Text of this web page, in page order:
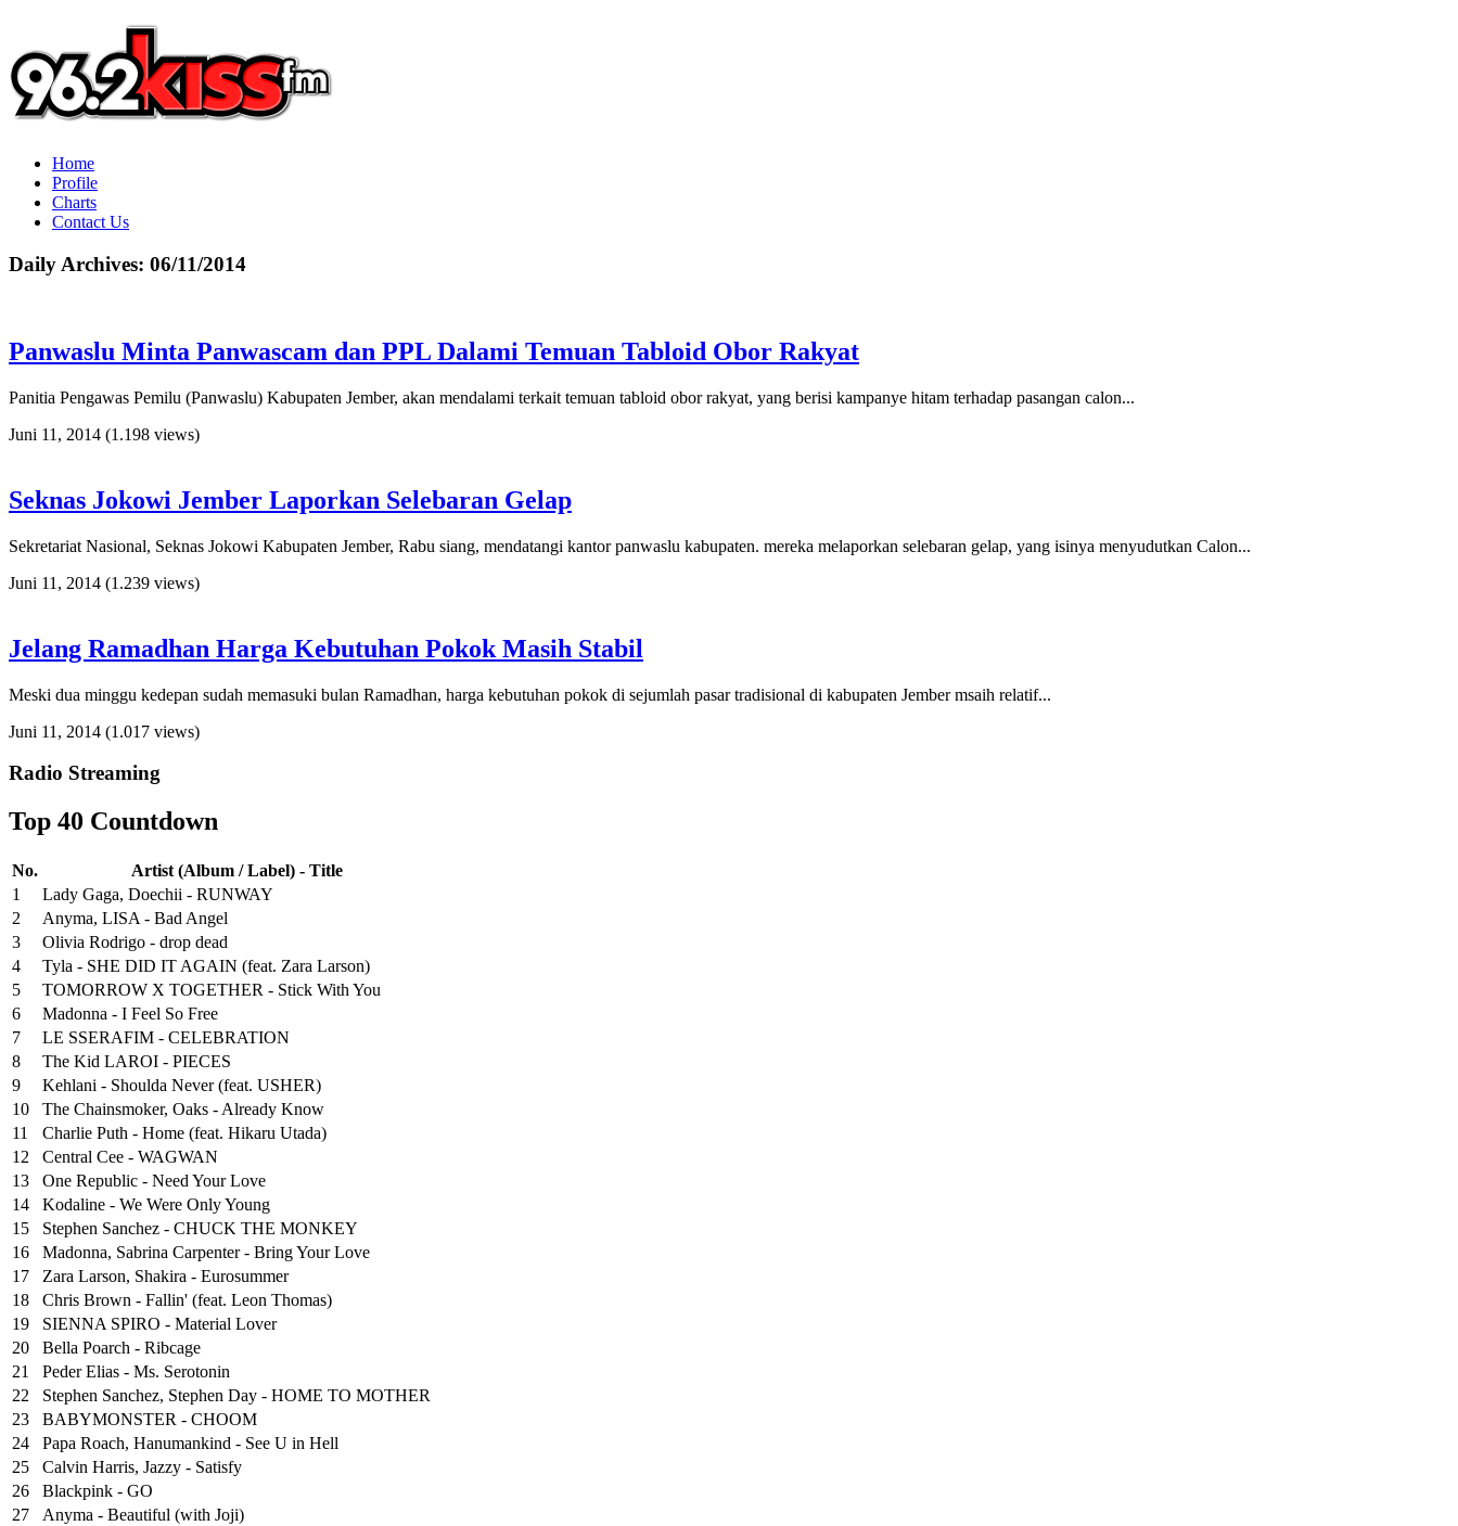
Home
Profile
Charts
Contact Us
Daily Archives: 06/11/2014
Panwaslu Minta Panwascam dan PPL Dalami Temuan Tabloid Obor Rakyat
Panitia Pengawas Pemilu (Panwaslu) Kabupaten Jember, akan mendalami terkait temuan tabloid obor rakyat, yang berisi kampanye hitam terhadap pasangan calon...
Juni 11, 2014 (1.198 views)
Seknas Jokowi Jember Laporkan Selebaran Gelap
Sekretariat Nasional, Seknas Jokowi Kabupaten Jember, Rabu siang, mendatangi kantor panwaslu kabupaten. mereka melaporkan selebaran gelap, yang isinya menyudutkan Calon...
Juni 11, 2014 (1.239 views)
Jelang Ramadhan Harga Kebutuhan Pokok Masih Stabil
Meski dua minggu kedepan sudah memasuki bulan Ramadhan, harga kebutuhan pokok di sejumlah pasar tradisional di kabupaten Jember msaih relatif...
Juni 11, 2014 (1.017 views)
Radio Streaming
Top 40 Countdown
No.
Artist (Album / Label) - Title
1
Lady Gaga, Doechii - RUNWAY
2
Anyma, LISA - Bad Angel
3
Olivia Rodrigo - drop dead
4
Tyla - SHE DID IT AGAIN (feat. Zara Larson)
5
TOMORROW X TOGETHER - Stick With You
6
Madonna - I Feel So Free
7
LE SSERAFIM - CELEBRATION
8
The Kid LAROI - PIECES
9
Kehlani - Shoulda Never (feat. USHER)
10
The Chainsmoker, Oaks - Already Know
11
Charlie Puth - Home (feat. Hikaru Utada)
12
Central Cee - WAGWAN
13
One Republic - Need Your Love
14
Kodaline - We Were Only Young
15
Stephen Sanchez - CHUCK THE MONKEY
16
Madonna, Sabrina Carpenter - Bring Your Love
17
Zara Larson, Shakira - Eurosummer
18
Chris Brown - Fallin' (feat. Leon Thomas)
19
SIENNA SPIRO - Material Lover
20
Bella Poarch - Ribcage
21
Peder Elias - Ms. Serotonin
22
Stephen Sanchez, Stephen Day - HOME TO MOTHER
23
BABYMONSTER - CHOOM
24
Papa Roach, Hanumankind - See U in Hell
25
⁠Calvin Harris, Jazzy - Satisfy
26
Blackpink - GO
27
Anyma - Beautiful (with Joji)